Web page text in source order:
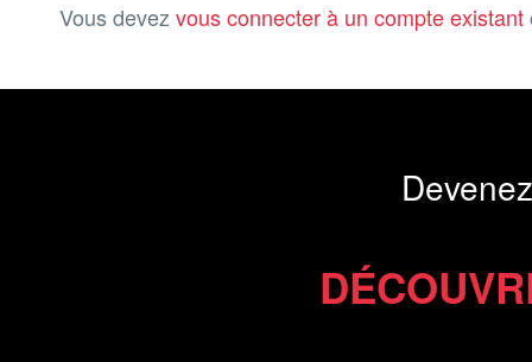
Vous devez vous connecter à un compte existant